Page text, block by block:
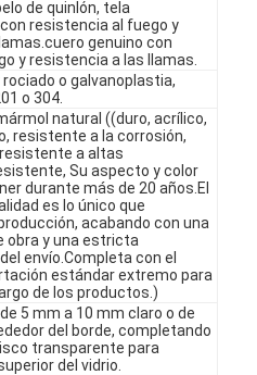
de quinlón, tela
resistencia al fuego y
genuino con
y resistencia a las llamas.
rociado o galvanoplastia,
o 304.
natural ((duro, acrílico,
resistente a la corrosión,
a altas
Su aspecto y color
durante más de 20 años.El
es lo único que
acabando con una
obra y una estricta
envío.Completa con el
estándar extremo para
de los productos.)
5 mm a 10 mm claro o de
del borde, completando
transparente para
del vidrio.